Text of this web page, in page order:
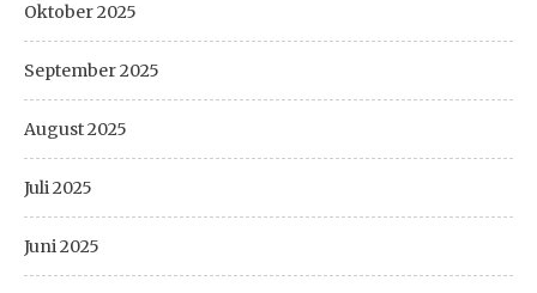
Oktober 2025
September 2025
August 2025
Juli 2025
Juni 2025